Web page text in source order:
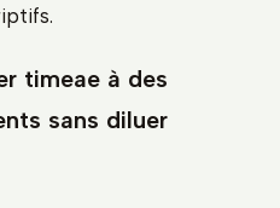
timeae à des
sans diluer